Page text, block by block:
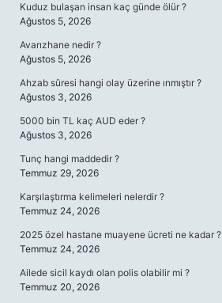
Kuduz bulaşan insan kaç günde ölür ?
Ağustos 5, 2026
Avarızhane nedir ?
Ağustos 5, 2026
Ahzab sûresi hangi olay üzerine ınmıştır ?
Ağustos 3, 2026
5000 bin TL kaç AUD eder ?
Ağustos 3, 2026
Tunç hangi maddedir ?
Temmuz 29, 2026
Karşılaştırma kelimeleri nelerdir ?
Temmuz 24, 2026
2025 özel hastane muayene ücreti ne kadar ?
Temmuz 24, 2026
Ailede sicil kaydı olan polis olabilir mi ?
Temmuz 20, 2026